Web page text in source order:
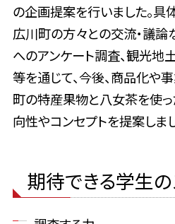
の企画提案を行いました。具
広川町の方々との交流・議論
へのアンケート調査、観光
等を通じて、今後、商品化や
町の特産果物と八女茶を使
向性やコンセプトを提案しま
期待できる学生